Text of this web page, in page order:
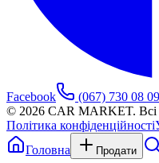
Facebook
(067) 730 08 09
© 2026 CAR MARKET. Всі
Політика конфіденційності
Головна
Продати